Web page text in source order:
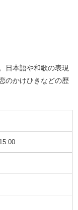
日本語や和歌の表現
のかけひきなどの歴